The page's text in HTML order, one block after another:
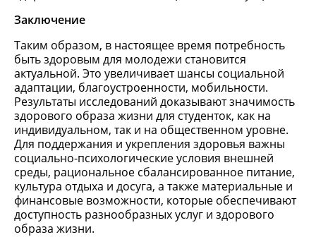
Заключение
Таким образом, в настоящее время потребность
быть здоровым для молодежи становится
актуальной. Это увеличивает шансы социальной
адаптации, благоустроенности, мобильности.
Результаты исследований доказывают значимость
здорового образа жизни для студенток, как на
индивидуальном, так и на общественном уровне.
Для поддержания и укрепления здоровья важны
социально-психологические условия внешней
среды, рациональное сбалансированное питание,
культура отдыха и досуга, а также материальные и
финансовые возможности, которые обеспечивают
доступность разнообразных услуг и здорового
образа жизни.